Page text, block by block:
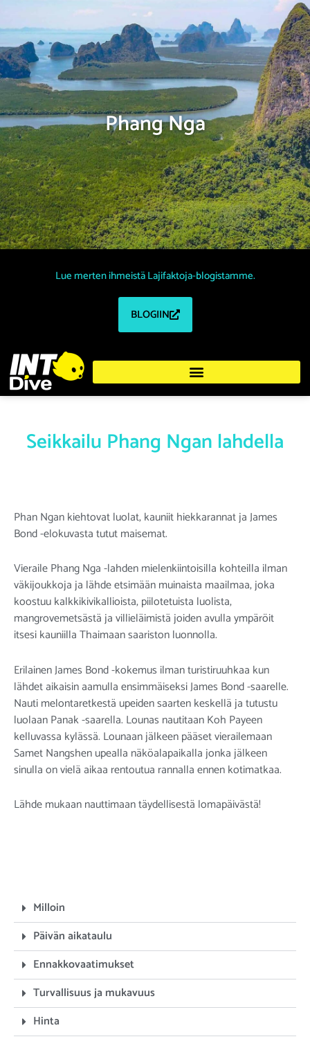
Phang Nga
Lue merten ihmeistä Lajifaktoja-blogistamme.
BLOGIIN
Seikkailu Phang Ngan lahdella
Phan Ngan kiehtovat luolat, kauniit hiekkarannat ja James
Bond -elokuvasta tutut maisemat.
Vieraile Phang Nga -lahden mielenkiintoisilla kohteilla ilman
väkijoukkoja ja lähde etsimään muinaista maailmaa, joka
koostuu kalkkikivikallioista, piilotetuista luolista,
mangrovemetsästä ja villieläimistä joiden avulla ympäröit
itsesi kauniilla Thaimaan saariston luonnolla.
Erilainen James Bond -kokemus ilman turistiruuhkaa kun
lähdet aikaisin aamulla ensimmäiseksi James Bond -saarelle.
Nauti melontaretkestä upeiden saarten keskellä ja tutustu
luolaan Panak -saarella. Lounas nautitaan Koh Payeen
kelluvassa kylässä. Lounaan jälkeen pääset vierailemaan
Samet Nangshen upealla näköalapaikalla jonka jälkeen
sinulla on vielä aikaa rentoutua rannalla ennen kotimatkaa.
Lähde mukaan nauttimaan täydellisestä lomapäivästä!
Milloin
Päivän aikataulu
Ennakkovaatimukset
Turvallisuus ja mukavuus
Hinta